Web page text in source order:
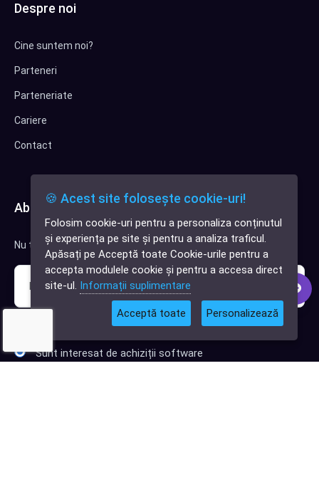
✕
Cauți o aplicație
software?
Despre noi
Cine suntem noi?
Parteneri
Parteneriate
Cariere
Contact
Abonează-te la newsletter
Nu trimitem spam, deci nu îți face griji.
Sunt interesat de clienți pentru compania mea IT
Sunt interesat de achiziții software
🍪 Acest site folosește cookie-uri!
Folosim cookie-uri pentru a personaliza conținutul
și experiența pe site și pentru a analiza traficul.
Apăsați pe Acceptă toate Cookie-urile pentru a
accepta modulele cookie și pentru a accesa direct
site-ul. Informații suplimentare
Acceptă toate Personalizează